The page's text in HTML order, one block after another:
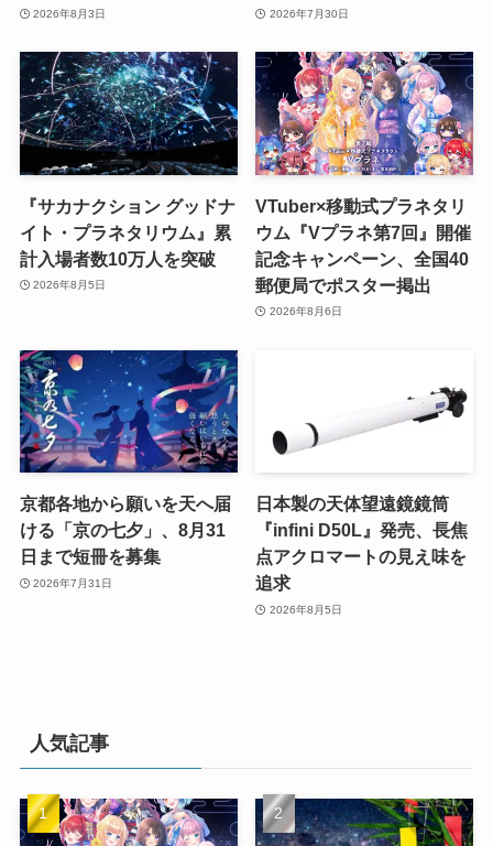
2026年8月3日 2026年7月30日
『サカナクション グッドナ
イト・プラネタリウム』累
計入場者数10万人を突破
2026年8月5日
VTuber×移動式プラネタリ
ウム『Vプラネ第7回』開催
記念キャンペーン、全国40
郵便局でポスター掲出
2026年8月6日
京都各地から願いを天へ届
ける「京の七夕」、8月31
日まで短冊を募集
2026年7月31日
日本製の天体望遠鏡鏡筒
『infini D50L』発売、長焦
点アクロマートの見え味を
追求
2026年8月5日
人気記事